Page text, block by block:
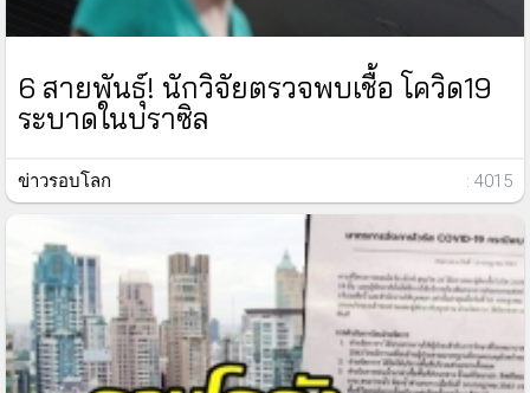
6 สายพันธุ์! นักวิจัยตรวจพบเชื้อ โควิด19
ระบาดในบราซิล
ข่าวรอบโลก : 4015